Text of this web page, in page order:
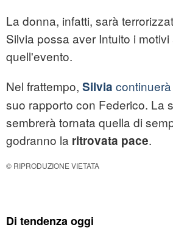
La donna, infatti, sarà
Silvia possa aver Intuito i
quell'evento.
Nel frattempo, Silvia continuerà
suo rapporto con Federico. La
sembrerà tornata quella di
godranno la ritrovata pace.
© RIPRODUZIONE VIETATA
Di tendenza oggi